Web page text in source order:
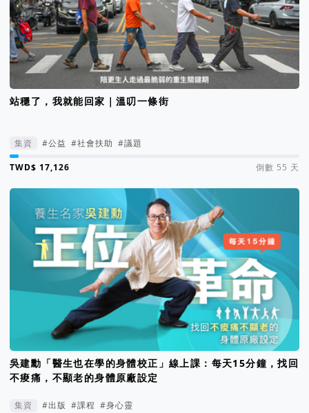
站穩了，我就能回家｜溫叨一條街
集資 #公益 #社會扶助 #議題
集資進度 3%
倒數 55 天
吳建勳「醫生也在學的身體校正」線上課：每天15分鐘，找回
不痠痛，不顯老的身體原廠設定
集資 #出版 #課程 #身心靈